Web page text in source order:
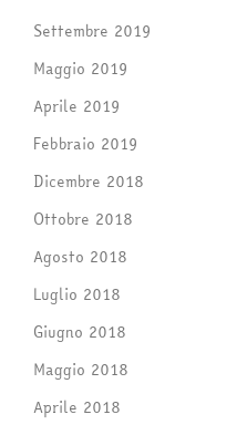
Settembre 2019
Maggio 2019
Aprile 2019
Febbraio 2019
Dicembre 2018
Ottobre 2018
Agosto 2018
Luglio 2018
Giugno 2018
Maggio 2018
Aprile 2018